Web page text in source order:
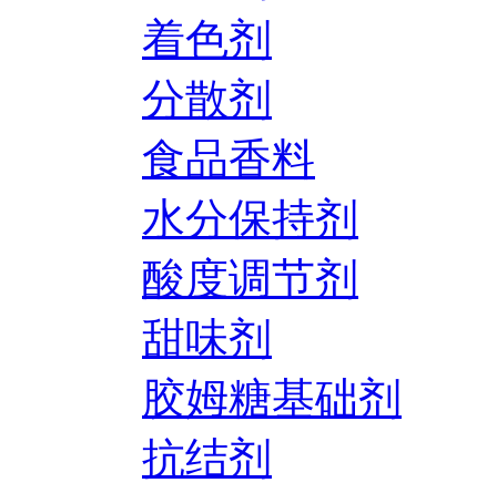
着色剂
分散剂
食品香料
水分保持剂
酸度调节剂
甜味剂
胶姆糖基础剂
抗结剂